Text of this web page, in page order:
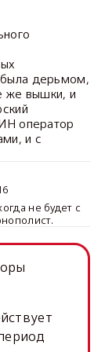
была дерьмом,
же вышки, и
оператор
и с
не будет с